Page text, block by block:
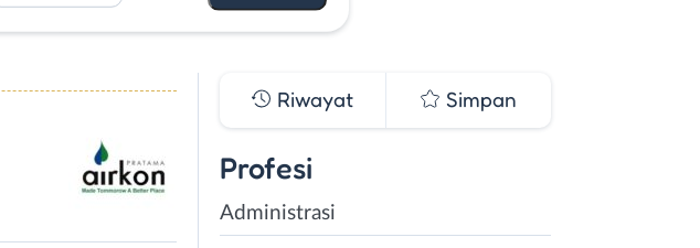
Riwayat Simpan
Profesi
Administrasi